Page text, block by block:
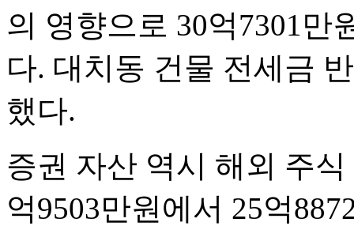
의 영향으로 30억7301만
다. 대치동 건물 전세금
했다.
증권 자산 역시 해외 주
억9503만원에서 25억